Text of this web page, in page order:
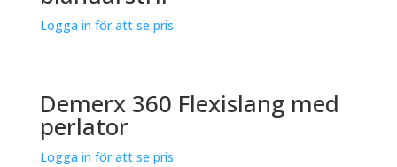
Logga in för att se pris
Demerx 360 Flexislang med
perlator
Logga in för att se pris